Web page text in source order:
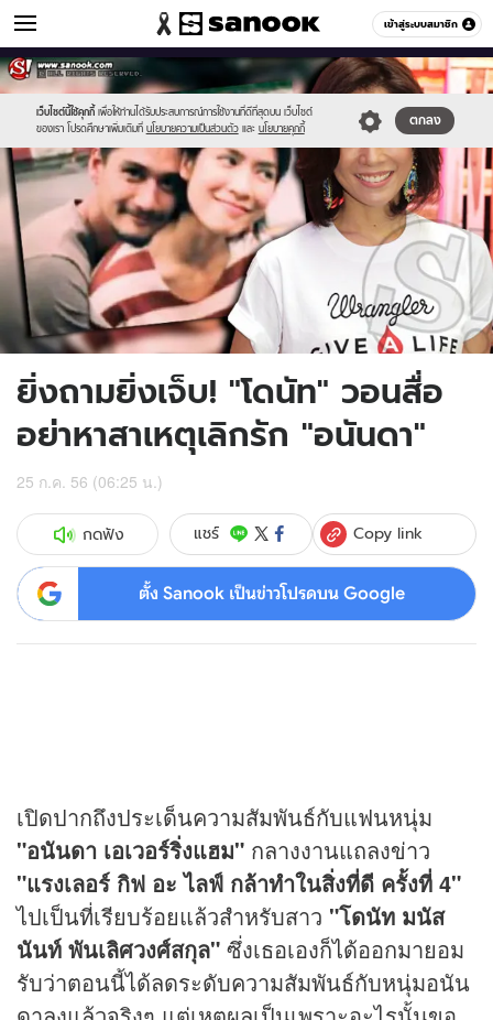
เข้าสู่ระบบสมาชิก
ข่าวบันเทิง หมวดอื่นๆ
เว็บไซต์นี้ใช้คุกกี้ เพื่อให้ท่านได้รับประสบการณ์การใช้งานที่ดีที่สุดบน เว็บไซต์
ของเรา โปรดศึกษาเพิ่มเติมที่ นโยบายความเป็นส่วนตัว และ นโยบายคุกกี้
ตกลง
Sanook
//s.isanook.com/sr/0/images/logo-
new-
sanook.png
600
60
//s.isanook.com/ns/0/ud/239/1199011/600.jpg
ยิ่งถามยิ่งเจ็บ! "โดนัท" วอนสื่อ
อย่าหาสาเหตุเลิกรัก "อนันดา"
25 ก.ค. 56 (06:25 น.)
กดฟัง แชร์ Copy link
ตั้ง Sanook เป็นข่าวโปรดบน Google
เปิดปากถึงประเด็นความสัมพันธ์กับแฟนหนุ่ม
"อนันดา เอเวอร์ริ่งแฮม" กลางงานแถลงข่าว
"แรงเลอร์ กิฟ อะ ไลฟ์ กล้าทำในสิ่งที่ดี ครั้งที่ 4"
ไปเป็นที่เรียบร้อยแล้วสำหรับสาว "โดนัท มนัส
นันท์ พันเลิศวงศ์สกุล" ซึ่งเธอเองก็ได้ออกมายอม
รับว่าตอนนี้ได้ลดระดับความสัมพันธ์กับหนุ่มอนัน